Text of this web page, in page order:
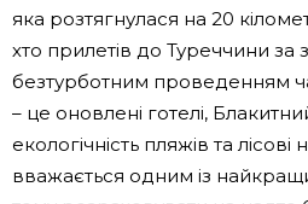
яка розтягнулася на 20
хто прилетів до Туреччини за
безтурботним проведенням
– це оновлені готелі,
екологічність пляжів та
вважається одним із